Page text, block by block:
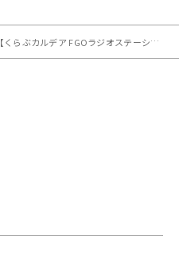
【くらぶカルデア FGOラジオステーション】第69回 放送レポート